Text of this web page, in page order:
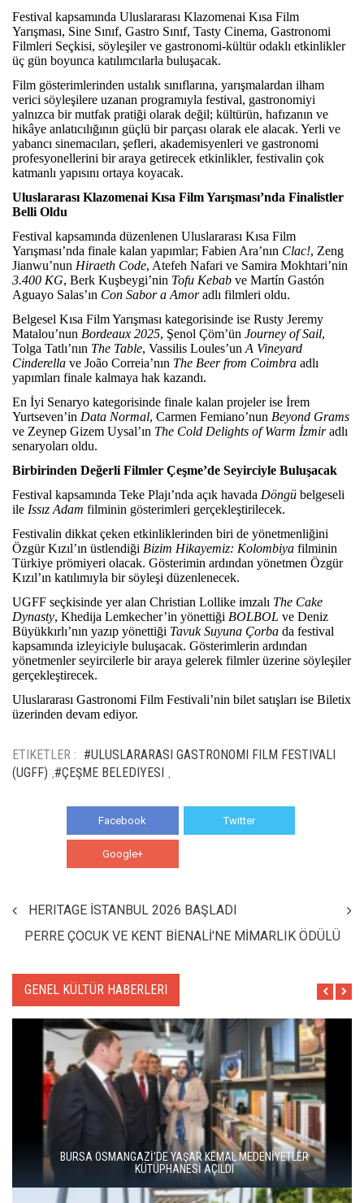
Festival kapsamında Uluslararası Klazomenai Kısa Film
Yarışması, Sine Sınıf, Gastro Sınıf, Tasty Cinema, Gastronomi
Filmleri Seçkisi, söyleşiler ve gastronomi-kültür odaklı etkinlikler
üç gün boyunca katılımcılarla buluşacak.
Film gösterimlerinden ustalık sınıflarına, yarışmalardan ilham
verici söyleşilere uzanan programıyla festival, gastronomiyi
yalnızca bir mutfak pratiği olarak değil; kültürün, hafızanın ve
hikâye anlatıcılığının güçlü bir parçası olarak ele alacak. Yerli ve
yabancı sinemacıları, şefleri, akademisyenleri ve gastronomi
profesyonellerini bir araya getirecek etkinlikler, festivalin çok
katmanlı yapısını ortaya koyacak.
Uluslararası Klazomenai Kısa Film Yarışması’nda Finalistler
Belli Oldu
Festival kapsamında düzenlenen Uluslararası Kısa Film
Yarışması’nda finale kalan yapımlar; Fabien Ara’nın Clac!, Zeng
Jianwu’nun Hiraeth Code, Atefeh Nafari ve Samira Mokhtari’nin
3.400 KG, Berk Kuşbeygi’nin Tofu Kebab ve Martín Gastón
Aguayo Salas’ın Con Sabor a Amoradlı filmleri oldu.
Belgesel Kısa Film Yarışması kategorisinde ise Rusty Jeremy
Matalou’nun Bordeaux 2025, Şenol Çöm’ün Journey of Sail,
Tolga Tatlı’nın The Table, Vassilis Loules’un A Vineyard
Cinderella ve João Correia’nın The Beer from Coimbra adlı
yapımları finale kalmaya hak kazandı.
En İyi Senaryo kategorisinde finale kalan projeler ise İrem
Yurtseven’in Data Normal, Carmen Femiano’nun Beyond Grams
ve Zeynep Gizem Uysal’ın The Cold Delights of Warm İzmiradlı
senaryoları oldu.
Birbirinden Değerli Filmler Çeşme’de Seyirciyle Buluşacak
Festival kapsamında Teke Plajı’nda açık havada Döngü belgeseli
ile Issız Adam filminin gösterimleri gerçekleştirilecek.
Festivalin dikkat çeken etkinliklerinden biri de yönetmenliğini
Özgür Kızıl’ın üstlendiği Bizim Hikayemiz: Kolombiya filminin
Türkiye prömiyeri olacak. Gösterimin ardından yönetmen Özgür
Kızıl’ın katılımıyla bir söyleşi düzenlenecek.
UGFF seçkisinde yer alan Christian Lollike imzalı The Cake
Dynasty, Khedija Lemkecher’in yönettiği BOLBOL ve Deniz
Büyükkırlı’nın yazıp yönettiği Tavuk Suyuna Çorba da festival
kapsamında izleyiciyle buluşacak. Gösterimlerin ardından
yönetmenler seyircilerle bir araya gelerek filmler üzerine söyleşiler
gerçekleştirecek.
Uluslararası Gastronomi Film Festivali’nin bilet satışları ise Biletix
üzerinden devam ediyor.
ETIKETLER : #ULUSLARARASI GASTRONOMI FILM FESTIVALI
(UGFF) #ÇEŞME BELEDIYESI
Facebook Twitter
Google+
HERITAGE İSTANBUL 2026 BAŞLADI
PERRE ÇOCUK VE KENT BİENALİ'NE MİMARLIK ÖDÜLÜ
GENEL KÜLTÜR HABERLERI
HAYDARPAŞA VE SİRKECİ GARLARI SANATLA YENİDEN
DOĞUYOR